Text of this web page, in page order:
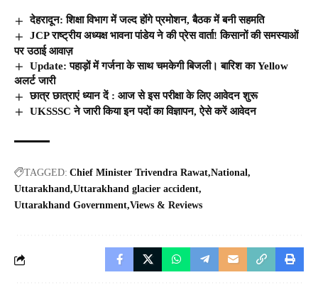
देहरादून: शिक्षा विभाग में जल्द होंगे प्रमोशन, बैठक में बनी सहमति
JCP राष्ट्रीय अध्यक्ष भावना पांडेय ने की प्रेस वार्ता! किसानों की समस्याओं
पर उठाई आवाज़
Update: पहाड़ों में गर्जना के साथ चमकेगी बिजली। बारिश का Yellow
अलर्ट जारी
छात्र छात्राएं ध्यान दें : आज से इस परीक्षा के लिए आवेदन शुरू
UKSSSC ने जारी किया इन पदों का विज्ञापन, ऐसे करें आवेदन
TAGGED: Chief Minister Trivendra Rawat National
Uttarakhand Uttarakhand glacier accident
Uttarakhand Government Views & Reviews